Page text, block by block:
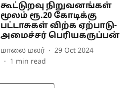
கூட்டுறவு நிறுவனங்கள்
மூலம் ரூ.20 கோடிக்கு
பட்டாசுகள் விற்க ஏற்பாடு-
அமைச்சர் பெரியகருப்பன்
மாலை மலர்
29 Oct 2024
1 min read